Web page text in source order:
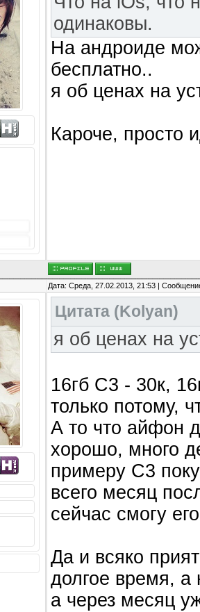
одинаковы.
На андроиде
бесплатно..
я об ценах на
Кароче, просто
Дата: Среда, 27.02.2013, 21:53 |
Цитата (Kolyan)
я об ценах на
16гб С3 - 30к,
только потому,
А то что айфон
хорошо, много
примеру С3
всего месяц
сейчас смогу
Да и всяко
долгое время, а
а через месяц